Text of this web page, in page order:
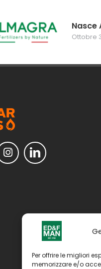
Per offrire le migliori
memorizzare e/o
Nasce
Ottobre